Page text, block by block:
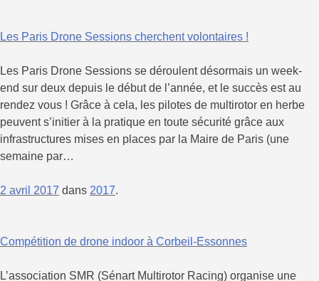
Les Paris Drone Sessions cherchent volontaires !
Les Paris Drone Sessions se déroulent désormais un week-
end sur deux depuis le début de l’année, et le succès est au
rendez vous ! Grâce à cela, les pilotes de multirotor en herbe
peuvent s’initier à la pratique en toute sécurité grâce aux
infrastructures mises en places par la Maire de Paris (une
semaine par…
2 avril 2017 dans 2017.
Compétition de drone indoor à Corbeil-Essonnes
L’association SMR (Sénart Multirotor Racing) organise une